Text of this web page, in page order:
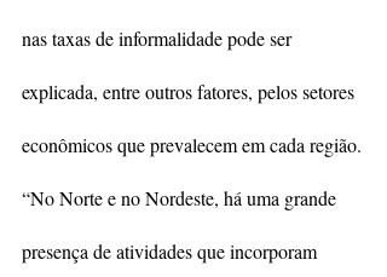
nas taxas de informalidade pode ser
explicada, entre outros fatores, pelos setores
econômicos que prevalecem em cada região.
“No Norte e no Nordeste, há uma grande
presença de atividades que incorporam